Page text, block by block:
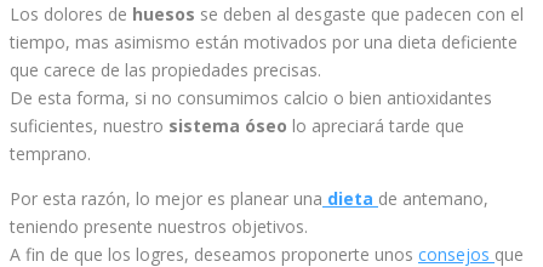
Los dolores de huesos se deben al desgaste que padecen con el
tiempo, mas asimismo están motivados por una dieta deficiente
que carece de las propiedades precisas.
De esta forma, si no consumimos calcio o bien antioxidantes
suficientes, nuestro sistema óseo lo apreciará tarde que
temprano.
Por esta razón, lo mejor es planear una dieta de antemano,
teniendo presente nuestros objetivos.
A fin de que los logres, deseamos proponerte unos consejos que